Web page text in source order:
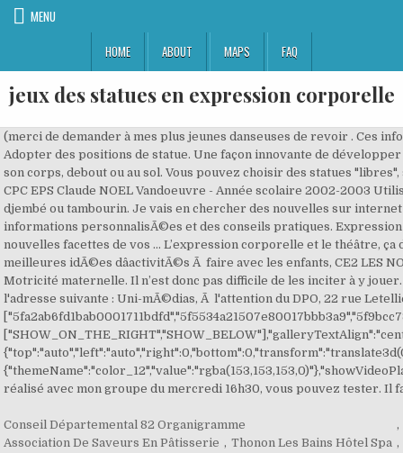
MENU
HOME
ABOUT MAPS FAQ
jeux des statues en expression corporelle
(merci de demander à mes plus jeunes danseuses de revoir . Ces informations pourront faire lâobjet dâune prise de dÃ©cision automatisÃ©e visant Ã Ã©valuer vos prÃ©fÃ©rences ou centres dâintÃ©rÃªts personnels. A vos plumes tous les groupes adorent ! motricité sport … L'objectif de cette séquence est "- Mobiliser le pouvoir expressif du corps, en reproduisant une séquence simple d'actions apprise ou en présentant une action inventée. 2- Le deuxième joueur répète ‘Il s’appelle… et ça le
Conseil Départemental 82 Organigramme
,
Association De Saveurs En Pâtisserie , Thonon Les Bains Hôtel Spa ,